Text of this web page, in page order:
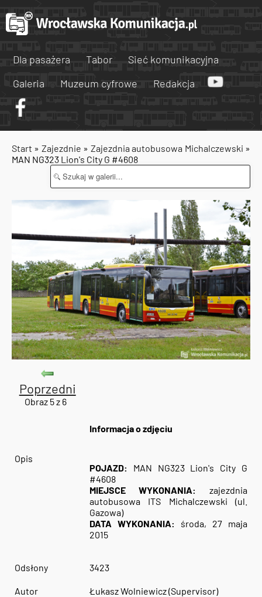
Dla pasażera Tabor
Sieć komunikacyjna
Galeria
Muzeum cyfrowe Redakcja
Start » Zajezdnie » Zajezdnia autobusowa Michalczewski »
MAN NG323 Lion's City G #4608
Poprzedni
Obraz 5 z 6
Informacja o zdjęciu
Opis
POJAZD: MAN NG323 Lion's City G
#4608
MIEJSCE WYKONANIA:
zajezdnia
autobusowa ITS Michalczewski (ul.
Gazowa)
DATA WYKONANIA: środa, 27 maja
2015
Odsłony 3423
Autor Łukasz Wolniewicz (Supervisor)